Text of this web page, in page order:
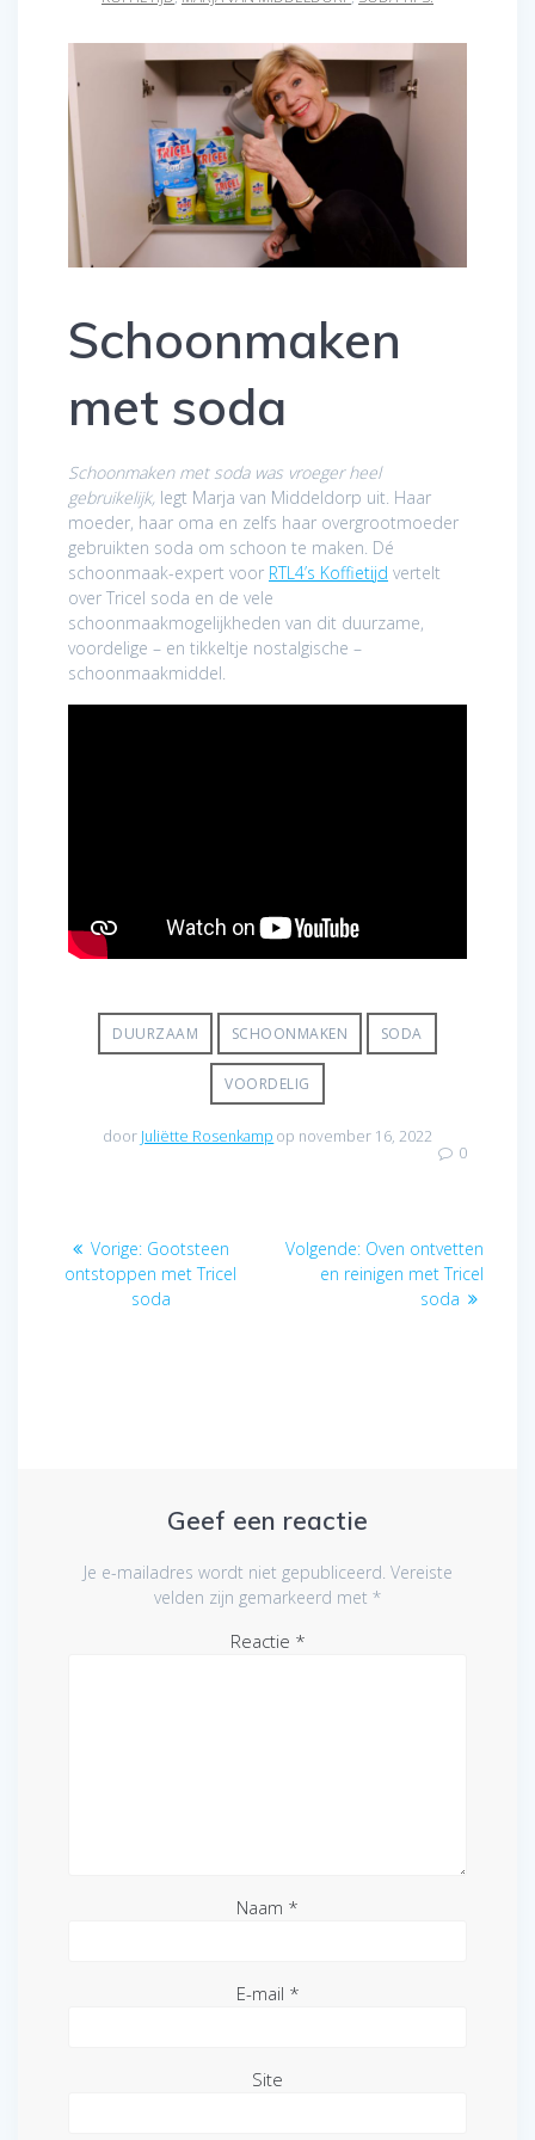
Schoonmaken
met soda
Schoonmaken met soda was vroeger heel
gebruikelijk, legt Marja van Middeldorp uit. Haar
moeder, haar oma en zelfs haar overgrootmoeder
gebruikten soda om schoon te maken. Dé
schoonmaak-expert voor RTL4’s Koffietijd vertelt
over Tricel soda en de vele
schoonmaakmogelijkheden van dit duurzame,
voordelige – en tikkeltje nostalgische –
schoonmaakmiddel.
DUURZAAM SCHOONMAKEN SODA
VOORDELIG
door Juliëtte Rosenkamp op november 16, 2022
0
Bericht
navigatie
Vorige: Vorig
bericht:
Gootsteen
ontstoppen met Tricel
soda
Volgende: Volgend
bericht:
Oven ontvetten
en reinigen met Tricel
soda
Geef een reactie
Je e-mailadres wordt niet gepubliceerd. Vereiste
velden zijn gemarkeerd met *
Reactie *
Naam *
E-mail *
Site